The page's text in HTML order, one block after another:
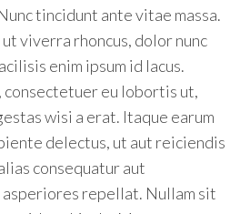
tincidunt ante vitae massa.
viverra rhoncus, dolor nunc
enim ipsum id lacus.
consectetuer eu lobortis ut,
wisi a erat. Itaque earum
delectus, ut aut reiciendis
consequatur aut
repellat. Nullam sit